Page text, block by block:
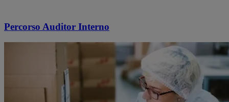
Percorso Auditor Interno